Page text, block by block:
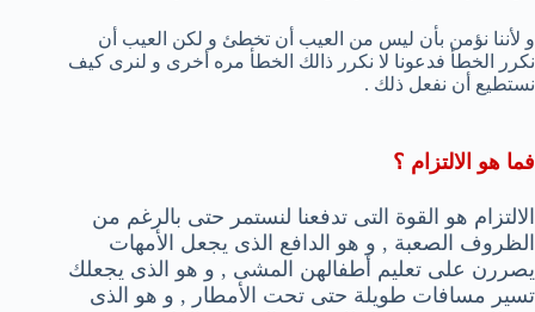
و لأننا نؤمن بأن ليس من العيب أن تخطئ و لكن العيب أن
نكرر الخطأ فدعونا لا نكرر ذالك الخطأ مره أخرى و لنرى كيف
نستطيع أن نفعل ذلك .
فما هو الالتزام ؟
الالتزام هو القوة التى تدفعنا لنستمر حتى بالرغم من
الظروف الصعبة , و هو الدافع الذى يجعل الأمهات
يصررن على تعليم أطفالهن المشى , و هو الذى يجعلك
تسير مسافات طويلة حتى تحت الأمطار , و هو الذى